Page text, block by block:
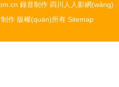
錄音制作 四川人人影網(wǎng)
作版權(quán)所有 Sitemap